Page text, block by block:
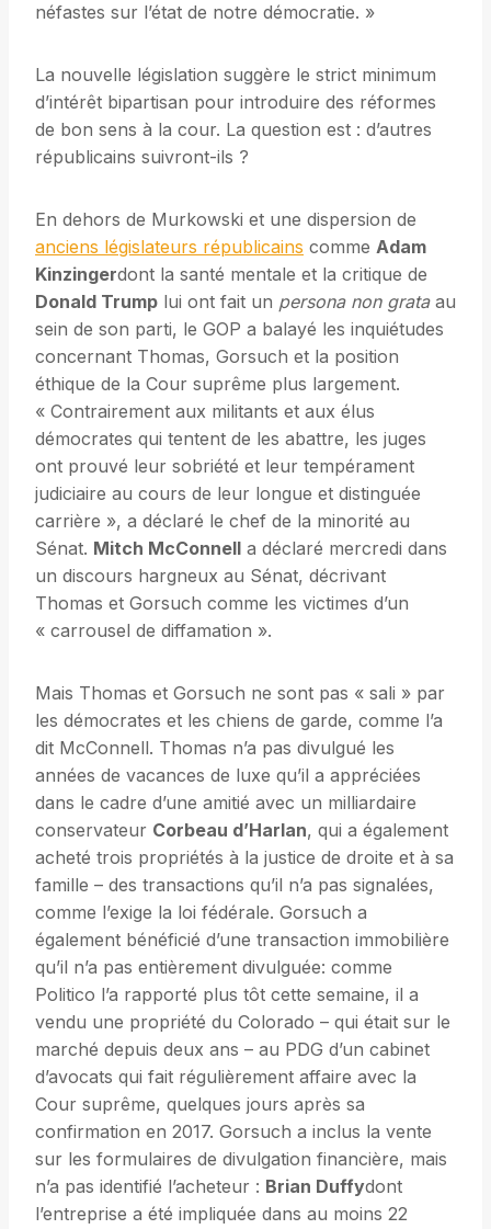
néfastes sur l’état de notre démocratie. »
La nouvelle législation suggère le strict minimum
d’intérêt bipartisan pour introduire des réformes
de bon sens à la cour. La question est : d’autres
républicains suivront-ils ?
En dehors de Murkowski et une dispersion de
anciens législateurs républicains comme Adam
Kinzingerdont la santé mentale et la critique de
Donald Trump lui ont fait un persona non grataau
sein de son parti, le GOP a balayé les inquiétudes
concernant Thomas, Gorsuch et la position
éthique de la Cour suprême plus largement.
« Contrairement aux militants et aux élus
démocrates qui tentent de les abattre, les juges
ont prouvé leur sobriété et leur tempérament
judiciaire au cours de leur longue et distinguée
carrière », a déclaré le chef de la minorité au
Sénat. Mitch McConnell a déclaré mercredi dans
un discours hargneux au Sénat, décrivant
Thomas et Gorsuch comme les victimes d’un
« carrousel de diffamation ».
Mais Thomas et Gorsuch ne sont pas « sali » par
les démocrates et les chiens de garde, comme l’a
dit McConnell. Thomas n’a pas divulgué les
années de vacances de luxe qu’il a appréciées
dans le cadre d’une amitié avec un milliardaire
conservateur Corbeau d’Harlan, qui a également
acheté trois propriétés à la justice de droite et à sa
famille – des transactions qu’il n’a pas signalées,
comme l’exige la loi fédérale. Gorsuch a
également bénéficié d’une transaction immobilière
qu’il n’a pas entièrement divulguée: comme
Politico l’a rapporté plus tôt cette semaine, il a
vendu une propriété du Colorado – qui était sur le
marché depuis deux ans – au PDG d’un cabinet
d’avocats qui fait régulièrement affaire avec la
Cour suprême, quelques jours après sa
confirmation en 2017. Gorsuch a inclus la vente
sur les formulaires de divulgation financière, mais
n’a pas identifié l’acheteur : Brian Duffydont
l’entreprise a été impliquée dans au moins 22